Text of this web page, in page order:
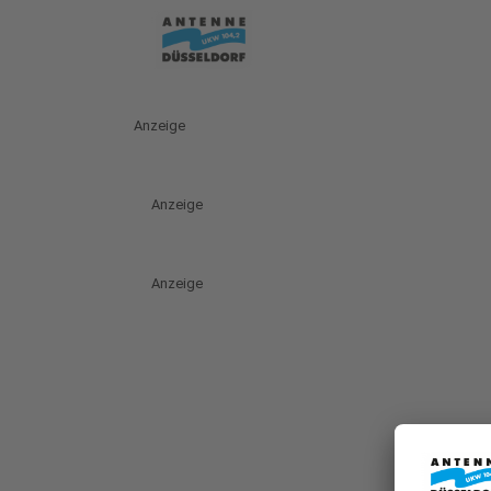
Anzeige
Anzeige
Anzeige